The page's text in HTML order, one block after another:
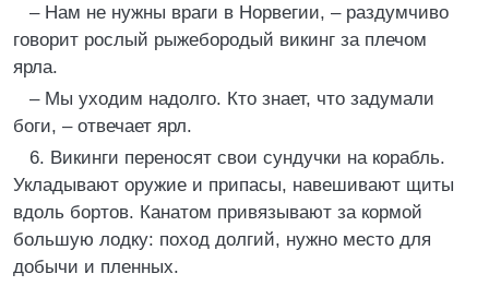
– Нам не нужны враги в Норвегии, – раздумчиво
говорит рослый рыжебородый викинг за плечом
ярла.
– Мы уходим надолго. Кто знает, что задумали
боги, – отвечает ярл.
6. Викинги переносят свои сундучки на корабль.
Укладывают оружие и припасы, навешивают щиты
вдоль бортов. Канатом привязывают за кормой
большую лодку: поход долгий, нужно место для
добычи и пленных.